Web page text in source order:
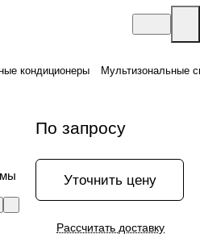
кондиционеры Мультизональные
По запросу
Уточнить цену
Рассчитать доставку